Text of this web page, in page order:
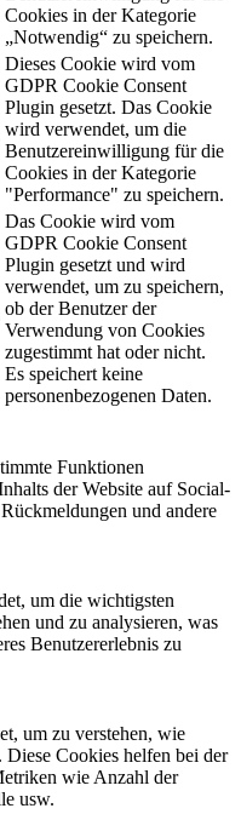
Cookies in der Kategorie
„Notwendig“ zu speichern.
Dieses Cookie wird vom
GDPR Cookie Consent
Plugin gesetzt. Das Cookie
wird verwendet, um die
Benutzereinwilligung für die
Cookies in der Kategorie
"Performance" zu speichern.
Das Cookie wird vom
GDPR Cookie Consent
Plugin gesetzt und wird
verwendet, um zu speichern,
ob der Benutzer der
Verwendung von Cookies
zugestimmt hat oder nicht.
Es speichert keine
personenbezogenen Daten.
Funktionen
der Website auf Social-
und andere
um die wichtigsten
und zu analysieren, was
Benutzererlebnis zu
um zu verstehen, wie
Diese Cookies helfen bei der
wie Anzahl der
usw.